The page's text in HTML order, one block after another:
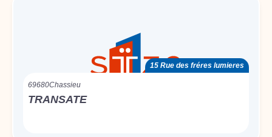
15 Rue des fréres lumieres
69680Chassieu
TRANSATE